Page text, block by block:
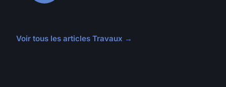
Voir tous les articles Travaux →